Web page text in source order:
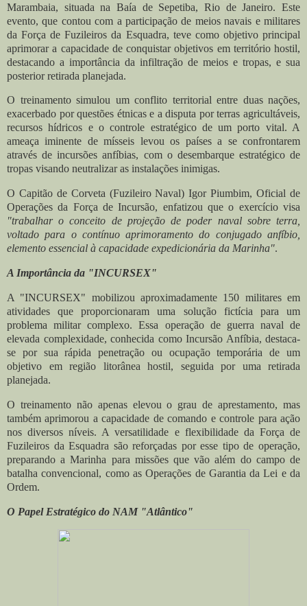
Marambaia, situada na Baía de Sepetiba, Rio de Janeiro. Este
evento, que contou com a participação de meios navais e militares
da Força de Fuzileiros da Esquadra, teve como objetivo principal
aprimorar a capacidade de conquistar objetivos em território hostil,
destacando a importância da infiltração de meios e tropas, e sua
posterior retirada planejada.
O treinamento simulou um conflito territorial entre duas nações,
exacerbado por questões étnicas e a disputa por terras agricultáveis,
recursos hídricos e o controle estratégico de um porto vital. A
ameaça iminente de mísseis levou os países a se confrontarem
através de incursões anfíbias, com o desembarque estratégico de
tropas visando neutralizar as instalações inimigas.
O Capitão de Corveta (Fuzileiro Naval) Igor Piumbim, Oficial de
Operações da Força de Incursão, enfatizou que o exercício visa
"trabalhar o conceito de projeção de poder naval sobre terra,
voltado para o contínuo aprimoramento do conjugado anfíbio,
elemento essencial à capacidade expedicionária da Marinha".
A Importância da "INCURSEX"
A "INCURSEX" mobilizou aproximadamente 150 militares em
atividades que proporcionaram uma solução fictícia para um
problema militar complexo. Essa operação de guerra naval de
elevada complexidade, conhecida como Incursão Anfíbia, destaca-
se por sua rápida penetração ou ocupação temporária de um
objetivo em região litorânea hostil, seguida por uma retirada
planejada.
O treinamento não apenas elevou o grau de aprestamento, mas
também aprimorou a capacidade de comando e controle para ação
nos diversos níveis. A versatilidade e flexibilidade da Força de
Fuzileiros da Esquadra são reforçadas por esse tipo de operação,
preparando a Marinha para missões que vão além do campo de
batalha convencional, como as Operações de Garantia da Lei e da
Ordem.
O Papel Estratégico do NAM "Atlântico"